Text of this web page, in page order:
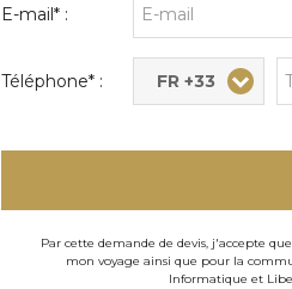
E-mail* :
Téléphone* : FR +33
Par cette demande de devis, j'accepte
mon voyage ainsi que pour la
Informatique et